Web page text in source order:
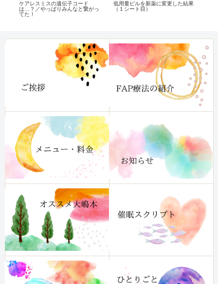
ケアレスミスの遺伝子コード
は…？／やっぱりみんなと繋がっ
てた！
低用量ピルを新薬に変更した結果
（１シート目）